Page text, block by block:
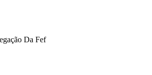
Da Fef